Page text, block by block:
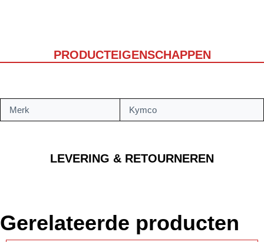
PRODUCTEIGENSCHAPPEN
LEVERING & RETOURNEREN
Merk Kymco
Gerelateerde producten